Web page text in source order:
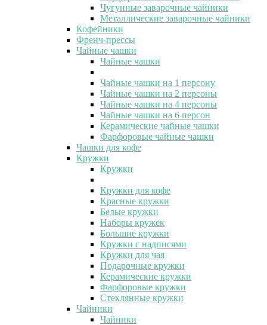
Чугунные заварочные чайники
Металлические заварочные чайники
Кофейники
Френч-прессы
Чайные чашки
Чайные чашки
Чайные чашки на 1 персону
Чайные чашки на 2 персоны
Чайные чашки на 4 персоны
Чайные чашки на 6 персон
Керамические чайные чашки
Фарфоровые чайные чашки
Чашки для кофе
Кружки
Кружки
Кружки для кофе
Красные кружки
Белые кружки
Наборы кружек
Большие кружки
Кружки с надписями
Кружки для чая
Подарочные кружки
Керамические кружки
Фарфоровые кружки
Стеклянные кружки
Чайники
Чайники